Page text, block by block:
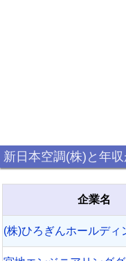
新日本空調(株)と年
企業名
(株)ひろぎんホールディ